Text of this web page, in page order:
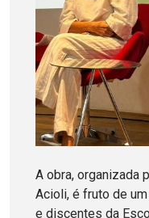
A obra, organizada
Acioli, é fruto de
e discentes da